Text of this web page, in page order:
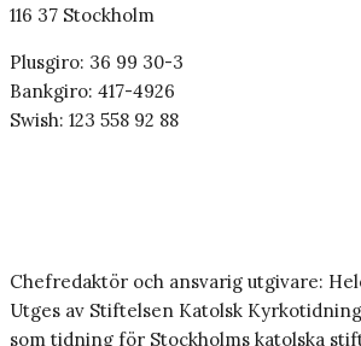
116 37 Stockholm
Plusgiro: 36 99 30-3
Bankgiro: 417-4926
Swish: 123 558 92 88
Chefredaktör och ansvarig utgivare:
Utges av Stiftelsen Katolsk Kyrkotidning
som tidning för Stockholms katolska